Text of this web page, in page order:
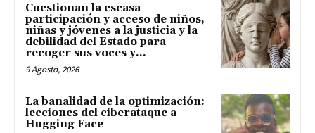
Cuestionan la escasa
participación y acceso de niños,
niñas y jóvenes a la justicia y la
debilidad del Estado para
recoger sus voces y...
9 Agosto, 2026
La banalidad de la optimización:
lecciones del ciberataque a
Hugging Face